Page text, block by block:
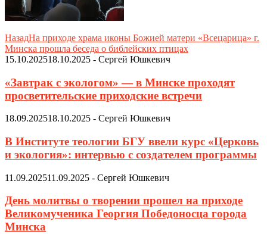
НазадНа приходе храма иконы Божией матери «Всецарица» г.
Минска прошла беседа о библейских птицах
15.10.202518.10.2025 - Сергей Юшкевич
«Завтрак с экологом» — в Минске проходят
просветительские приходские встречи
18.09.202518.10.2025 - Сергей Юшкевич
В Институте теологии БГУ ввели курс «Церковь
и экология»: интервью с создателем программы
11.09.202511.09.2025 - Сергей Юшкевич
День молитвы о творении прошел на приходе
Великомученика Георгия Победоносца города
Минска